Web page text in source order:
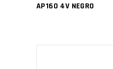
AP160 4V NEGRO